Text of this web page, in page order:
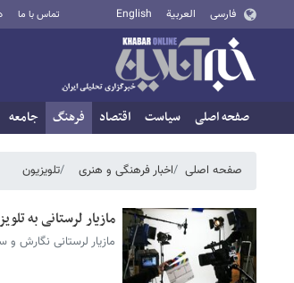
فارسی العربية English تماس با ما
صفحه اصلی سیاست اقتصاد فرهنگ جامعه
صفحه اصلی اخبار فرهنگی و هنری تلویزیون
مازیار لرستانی به
مازیار لرستانی نگارش